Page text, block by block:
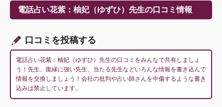
ー
シ
ン
電話占い花紫：柚妃（ゆずひ）先生の口コミ情報
口コミを投稿する
電話占い花紫：柚妃（ゆずひ）先生の口コミをみんなで共有しましょ
う！先生、復縁に強い先生、当たる先生などいろんな情報を書き込んで
情報を交換しましょう！会社の批判や占い師さんを中傷するような書き
込みは禁止しています。